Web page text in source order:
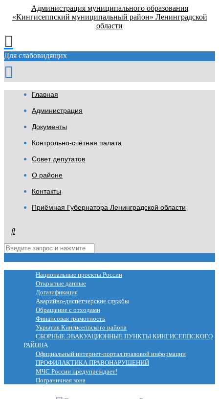
Администрация муниципального образования
«Кингисеппский муниципальный район» Ленинградской
области
Для слабовидящих
Главная
Администрация
Документы
Контрольно-счётная палата
Совет депутатов
О районе
Контакты
Приёмная Губернатора Ленинградской области
Национальные проекты России
Открытые данные
Догазификация
Аварийно-диспетчерские службы
Обращение с отходами
Финансовая грамотность
Укрытия Кингисеппского района
СБОРНЫЕ ЭВАКУАЦИОННЫЕ ПУНКТЫ КИНГИСЕППСКОГО
РАЙОНА
Официальный интернет-портал правовой информации
ПРОФИЛАКТИКА ПРАВОНАРУШЕНИЙ
МЧС России предупреждает!
Пограничная зона